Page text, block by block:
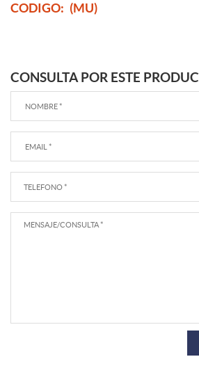
CODIGO: (MU)
CONSULTA POR ESTE